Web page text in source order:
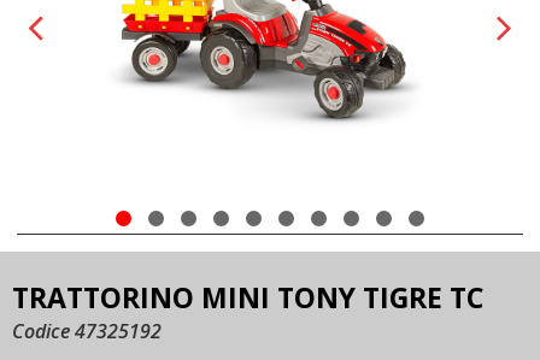
TRATTORINO MINI TONY TIGRE TC
Codice 47325192